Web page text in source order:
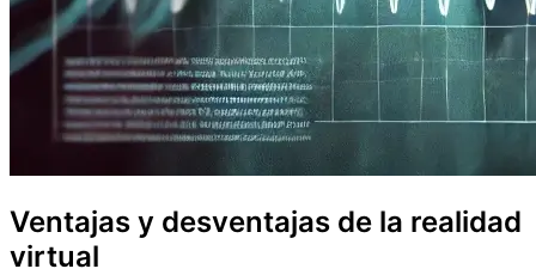
Ventajas y desventajas de la realidad
virtual